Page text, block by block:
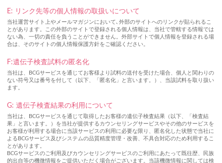
E: リンク先等の個人情報の取扱いについて
当社運営サイト上やメールマガジンにおいて､外部のサイトへのリンクが貼られるこ
とがあります。この外部のサイトで登録される個人情報は、当社で管轄する情報では
ない為、一切の責任を負うことができません。外部サイトで個人情報を登録される場
合は、そのサイトの個人情報保護方針をご確認ください。
F:遺伝子検査試料の匿名化
当社は、BCGサービスを通じてお客様より試料の送付を受けた場合、個人と関わりの
ない符号又は番号を付して（以下、「匿名化」と言います。）、当該試料を取り扱い
ます。
G: 遺伝子検査結果の利用について
当社は、BCGサービスを通じて取得したお客様の遺伝子検査結果（以下、「検査結
果」と言います。）を当社が提供するカウンセリングサービスやその他のサービスを
お客様が利用する場合に当該サービスの利用に必要な限り、匿名化した状態で当社に
よるBCGサービス及びシステムの品質精度管理・改善、不具合対応のため利用するこ
とがあります。
BCGサービスのご利用及びカウンセリングサービスのご利用にあたって既往歴、民族
的出自等の機微情報をご提供いただく場合がございます。当該機微情報に関しては検